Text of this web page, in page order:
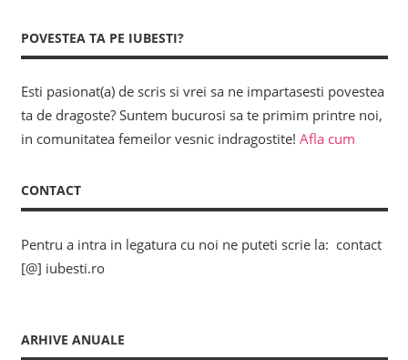
POVESTEA TA PE IUBESTI?
Esti pasionat(a) de scris si vrei sa ne impartasesti povestea
ta de dragoste? Suntem bucurosi sa te primim printre noi,
in comunitatea femeilor vesnic indragostite! Afla cum
CONTACT
Pentru a intra in legatura cu noi ne puteti scrie la: contact
[@] iubesti.ro
ARHIVE ANUALE